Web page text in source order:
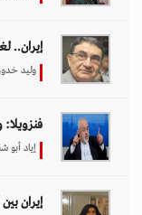
إيران..
وليد
فنزويلا:
إياد أبو
إيران